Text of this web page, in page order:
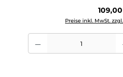
Preise inkl. MwSt.
Produkt Anzahl: Gib den